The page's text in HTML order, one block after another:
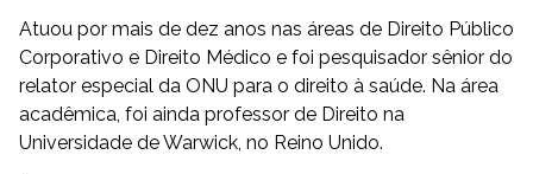
Atuou por mais de dez anos nas áreas de Direito Público
Corporativo e Direito Médico e foi pesquisador sênior do
relator especial da ONU para o direito à saúde. Na área
acadêmica, foi ainda professor de Direito na
Universidade de Warwick, no Reino Unido.